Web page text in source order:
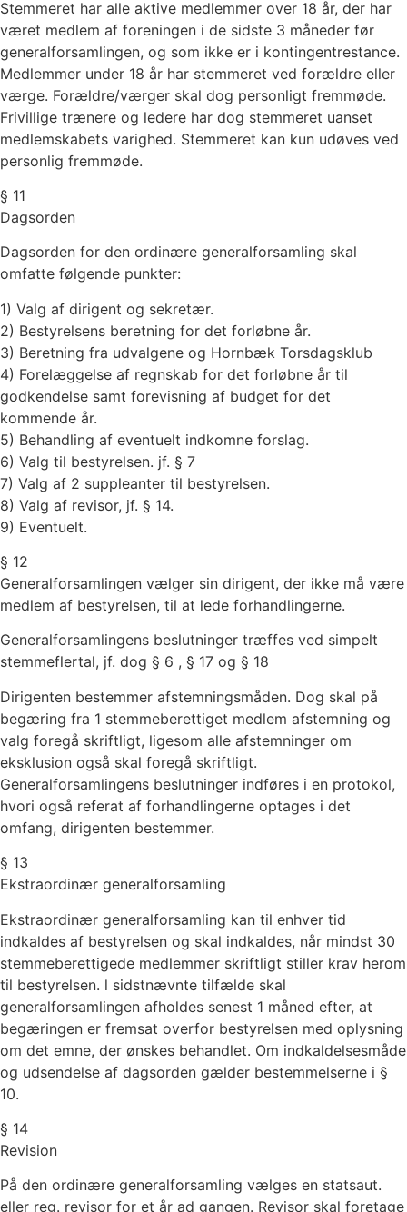
Stemmeret har alle aktive medlemmer over 18 år, der har
været medlem af foreningen i de sidste 3 måneder før
generalforsamlingen, og som ikke er i kontingentrestance.
Medlemmer under 18 år har stemmeret ved forældre eller
værge. Forældre/værger skal dog personligt fremmøde.
Frivillige trænere og ledere har dog stemmeret uanset
medlemskabets varighed. Stemmeret kan kun udøves ved
personlig fremmøde.
§ 11
Dagsorden
Dagsorden for den ordinære generalforsamling skal
omfatte følgende punkter:
1) Valg af dirigent og sekretær.
2) Bestyrelsens beretning for det forløbne år.
3) Beretning fra udvalgene og Hornbæk Torsdagsklub
4) Forelæggelse af regnskab for det forløbne år til
godkendelse samt forevisning af budget for det
kommende år.
5) Behandling af eventuelt indkomne forslag.
6) Valg til bestyrelsen. jf. § 7
7) Valg af 2 suppleanter til bestyrelsen.
8) Valg af revisor, jf. § 14.
9) Eventuelt.
§ 12
Generalforsamlingen vælger sin dirigent, der ikke må være
medlem af bestyrelsen, til at lede forhandlingerne.
Generalforsamlingens beslutninger træffes ved simpelt
stemmeflertal, jf. dog § 6 , § 17 og § 18
Dirigenten bestemmer afstemningsmåden. Dog skal på
begæring fra 1 stemmeberettiget medlem afstemning og
valg foregå skriftligt, ligesom alle afstemninger om
eksklusion også skal foregå skriftligt.
Generalforsamlingens beslutninger indføres i en protokol,
hvori også referat af forhandlingerne optages i det
omfang, dirigenten bestemmer.
§ 13
Ekstraordinær generalforsamling
Ekstraordinær generalforsamling kan til enhver tid
indkaldes af bestyrelsen og skal indkaldes, når mindst 30
stemmeberettigede medlemmer skriftligt stiller krav herom
til bestyrelsen. l sidstnævnte tilfælde skal
generalforsamlingen afholdes senest 1 måned efter, at
begæringen er fremsat overfor bestyrelsen med oplysning
om det emne, der ønskes behandlet. Om indkaldelsesmåde
og udsendelse af dagsorden gælder bestemmelserne i §
10.
§ 14
Revision
På den ordinære generalforsamling vælges en statsaut.
eller reg. revisor for et år ad gangen. Revisor skal foretage